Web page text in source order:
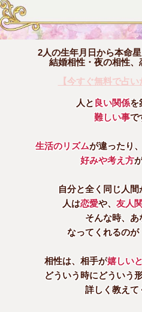
2人の生年月日から本命
結婚相性・夜の相性
【今すぐ無料で占い
人と 良い関係を
難しい事で
生活のリズムが違ったり、
好みや考え方
自分と全く同じ人
人は恋愛や、 友人
そんな時、あ
なってくれるのが
相性は、相手が嬉しい
どういう時にどういう
詳しく教えて